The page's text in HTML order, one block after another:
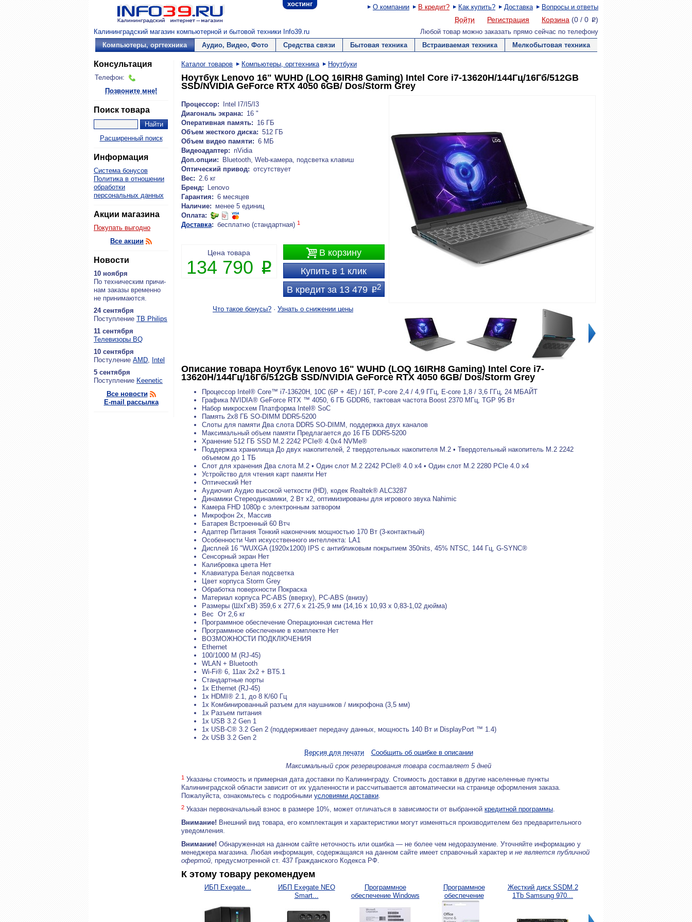
хостинг О компании В кредит? Как купить? Доставка Вопросы и ответы
Войти Регистрация Корзина (0 / 0 P)
Калининградский магазин компьютерной и бытовой техники Info39.ru
Любой товар можно заказать прямо сейчас по телефону
Компьютеры, оргтехника
Аудио, Видео, Фото Средства связи Бытовая техника Встраиваемая техника Мелкобытовая техника
Консультация
Телефон:
Позвоните мне!
Поиск товара
Расширенный поиск
Информация
Система бонусов
Политика в отношении
обработки
персональных данных
Акции магазина
Покупать выгодно
Все акции
Новости
10 ноября
По тех­ни­че­ским при­чи­
нам за­ка­зы вре­мен­но
не при­ни­ма­ют­ся.
24 сентября
По­ступ­ле­ние ТВ Philips
11 сентября
Теле­ви­зо­ры BQ
10 сентября
По­сту­ле­ние AMD, Intel
5 сентября
По­ступ­ле­ние Keenetic
Все новости
E-mail рассылка
Каталог товаров Компьютеры, оргтехника Ноутбуки
Ноутбук Lenovo 16" WUHD (LOQ 16IRH8 Gaming) Intel Core i7-13620H/144Гц/16Гб/512GB
SSD/NVIDIA GeForce RTX 4050 6GB/ Dos/Storm Grey
Процессор:
Intel I7/I5/I3
Диагональ экрана: 16 "
Оперативная память: 16 ГБ
Объем жесткого диска: 512 ГБ
Объем видео памяти: 6 МБ
Видеоадаптер: nVidia
Доп.опции:
Bluetooth, Web-камера, подсветка клавиш
Оптический привод: отсутствует
Вес: 2.6 кг
Бренд:
Lenovo
Гарантия: 6 месяцев
Наличие: менее 5 единиц
Оплата:
Доставка: бесплатно (стандартная) 1
В корзину
Купить в 1 клик
В кредит за 13 479P2
Цена товара
134 790 P
Что такое бонусы? · Узнать о снижении цены
Описание товара Ноутбук Lenovo 16" WUHD (LOQ 16IRH8 Gaming) Intel Core i7-
13620H/144Гц/16Гб/512GB SSD/NVIDIA GeForce RTX 4050 6GB/ Dos/Storm Grey
Процессор Intel® Core™ i7-13620H, 10C (6P + 4E) / 16T, P-core 2,4 / 4,9 ГГц, E-core 1,8 / 3,6 ГГц, 24 МБАЙТ
Графика NVIDIA® GeForce RTX ™ 4050, 6 ГБ GDDR6, тактовая частота Boost 2370 МГц, TGP 95 Вт
Набор микросхем Платформа Intel® SoC
Память 2x8 ГБ SO-DIMM DDR5-5200
Слоты для памяти Два слота DDR5 SO-DIMM, поддержка двух каналов
Максимальный объем памяти Предлагается до 16 ГБ DDR5-5200
Хранение 512 ГБ SSD M.2 2242 PCIe® 4.0x4 NVMe®
Поддержка хранилища До двух накопителей, 2 твердотельных накопителя M.2 • Твердотельный накопитель M.2 2242
объемом до 1 ТБ
Слот для хранения Два слота M.2 • Один слот M.2 2242 PCIe® 4.0 x4 • Один слот M.2 2280 PCIe 4.0 x4
Устройство для чтения карт памяти Нет
Оптический Нет
Аудиочип Аудио высокой четкости (HD), кодек Realtek® ALC3287
Динамики Стереодинамики, 2 Вт x2, оптимизированы для игрового звука Nahimic
Камера FHD 1080p с электронным затвором
Микрофон 2x, Массив
Батарея Встроенный 60 Втч
Адаптер Питания Тонкий наконечник мощностью 170 Вт (3-контактный)
Особенности Чип искусственного интеллекта: LA1
Дисплей 16 "WUXGA (1920x1200) IPS с антибликовым покрытием 350nits, 45% NTSC, 144 Гц, G-SYNC®
Сенсорный экран Нет
Калибровка цвета Нет
Клавиатура Белая подсветка
Цвет корпуса Storm Grey
Обработка поверхности Покраска
Материал корпуса PC-ABS (вверху), PC-ABS (внизу)
Размеры (ШхГхВ) 359,6 x 277,6 x 21-25,9 мм (14,16 x 10,93 x 0,83-1,02 дюйма)
Вес От 2,6 кг
Программное обеспечение Операционная система Нет
Программное обеспечение в комплекте Нет
ВОЗМОЖНОСТИ ПОДКЛЮЧЕНИЯ
Ethernet
100/1000 М (RJ-45)
WLAN + Bluetooth
Wi-Fi® 6, 11ax 2x2 + BT5.1
Стандартные порты
1x Ethernet (RJ-45)
1x HDMI® 2.1, до 8 К/60 Гц
1x Комбинированный разъем для наушников / микрофона (3,5 мм)
1x Разъем питания
1x USB 3.2 Gen 1
1x USB-C® 3.2 Gen 2 (поддерживает передачу данных, мощность 140 Вт и DisplayPort ™ 1.4)
2x USB 3.2 Gen 2
Версия для печати
Сообщить об ошибке в описании
Максимальный срок резервирования товара составляет 5 дней
1 Указаны стоимость и примерная дата доставки по Калининграду. Стоимость доставки в другие населенные пункты
Калининградской области зависит от их удаленности и рассчитывается автоматически на странице оформления заказа.
Пожалуйста, ознакомьтесь с подробными условиями доставки.
2 Указан первоначальный взнос в размере 10%, может отличаться в зависимости от выбранной кредитной программы.
Внимание! Внешний вид товара, его комплектация и характеристики могут изменяться производителем без предварительного
уведомления.
Внимание! Обнаруженная на данном сайте неточность или ошибка — не более чем недоразумение. Уточняйте информацию у
менеджера магазина. Любая информация, содержащаяся на данном сайте имеет справочный характер и не является публичной
офертой, предусмотренной ст. 437 Гражданского Кодекса РФ.
К этому товару рекомендуем
ИБП Exegate...
ИБП Exegate NEO
Smart...
Программное
обеспечение Windows
Программное
обеспечение
Microsoft...
Жесткий диск SSDM.2
1Tb Samsung 970...